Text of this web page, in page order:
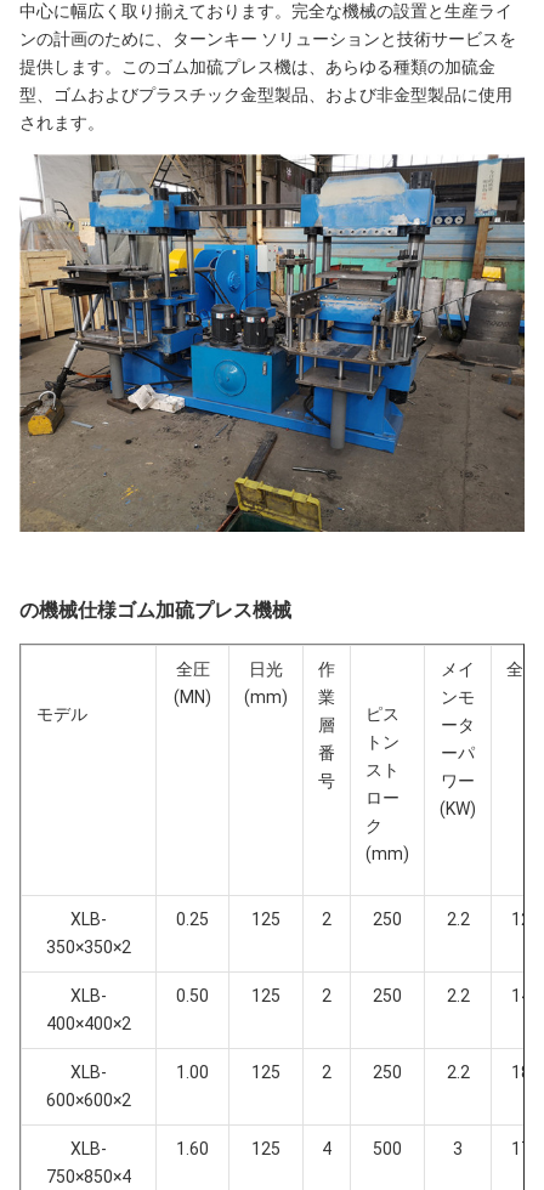
中心に幅広く取り揃えております。完全な機械の設置と生産ライ
ンの計画のために、ターンキー ソリューションと技術サービスを
提供します。このゴム加硫プレス機は、あらゆる種類の加硫金
型、ゴムおよびプラスチック金型製品、および非金型製品に使用
されます。
の機械仕様ゴム加硫プレス機械
モデル
全圧
(MN)
日光
(mm)
作
業
層
番
号
ピス
トン
スト
ロー
ク
(mm)
メイ
ンモ
ータ
ーパ
ワー
(KW)
全体
XLB-
350×350×2
0.25 125 2 250 2.2
XLB-
400×400×2
0.50 125 2 250 2.2
XLB-
600×600×2
1.00 125 2 250 2.2
XLB-
750×850×4
1.60 125 4 500 3